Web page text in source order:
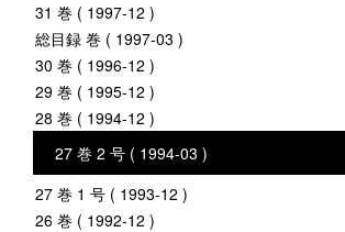
31 巻 ( 1997-12 )
総目録 巻 ( 1997-03 )
30 巻 ( 1996-12 )
29 巻 ( 1995-12 )
28 巻 ( 1994-12 )
27 巻 2 号 ( 1994-03 )
27 巻 1 号 ( 1993-12 )
26 巻 ( 1992-12 )